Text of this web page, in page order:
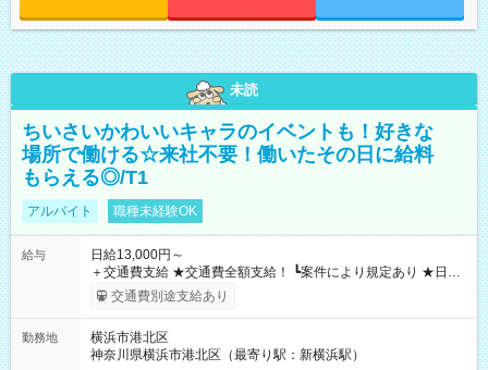
未読
ちいさいかわいいキャラのイベントも！好きな
場所で働ける☆来社不要！働いたその日に給料
もらえる◎/T1
アルバイト 職種未経験OK
給与
日給13,000円～
＋交通費支給 ★交通費全額支給！ ┗案件により規定あり ★日払
いOK！（規定あり） ┗働いたその日に現金GET♪ お仕事後はコ
ンビニATMから 日払い分を引き落とせます！ 【試用期間】試
交通費別途支給あり
勤務地
横浜市港北区
神奈川県横浜市港北区（最寄り駅：新横浜駅）